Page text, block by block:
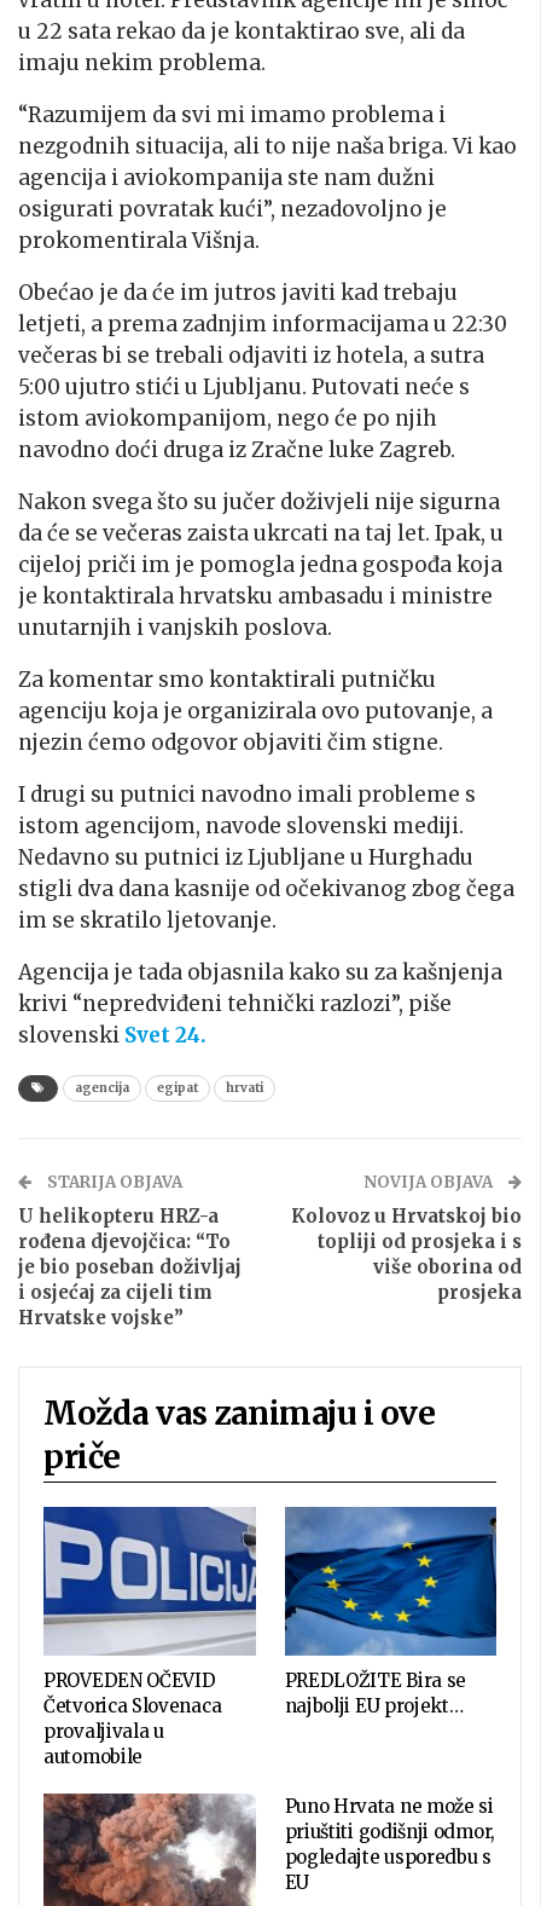
u 22 sata rekao da je kontaktirao sve, ali da
imaju nekim problema.
“Razumijem da svi mi imamo problema i
nezgodnih situacija, ali to nije naša briga. Vi kao
agencija i aviokompanija ste nam dužni
osigurati povratak kući”, nezadovoljno je
prokomentirala Višnja.
Obećao je da će im jutros javiti kad trebaju
letjeti, a prema zadnjim informacijama u 22:30
večeras bi se trebali odjaviti iz hotela, a sutra
5:00 ujutro stići u Ljubljanu. Putovati neće s
istom aviokompanijom, nego će po njih
navodno doći druga iz Zračne luke Zagreb.
Nakon svega što su jučer doživjeli nije sigurna
da će se večeras zaista ukrcati na taj let. Ipak, u
cijeloj priči im je pomogla jedna gospođa koja
je kontaktirala hrvatsku ambasadu i ministre
unutarnjih i vanjskih poslova.
Za komentar smo kontaktirali putničku
agenciju koja je organizirala ovo putovanje, a
njezin ćemo odgovor objaviti čim stigne.
I drugi su putnici navodno imali probleme s
istom agencijom, navode slovenski mediji.
Nedavno su putnici iz Ljubljane u Hurghadu
stigli dva dana kasnije od očekivanog zbog čega
im se skratilo ljetovanje.
Agencija je tada objasnila kako su za kašnjenja
krivi “nepredviđeni tehnički razlozi”, piše
slovenski Svet 24.
agencija egipat hrvati
STARIJA OBJAVA
U helikopteru HRZ-a
rođena djevojčica: “To
je bio poseban doživljaj
i osjećaj za cijeli tim
Hrvatske vojske”
NOVIJA OBJAVA
Kolovoz u Hrvatskoj bio
topliji od prosjeka i s
više oborina od
prosjeka
Možda vas zanimaju i ove
priče
PROVEDEN OČEVID
Četvorica Slovenaca
provaljivala u
automobile
PREDLOŽITE Bira se
najbolji EU projekt…
Puno Hrvata ne može si
priuštiti godišnji odmor,
pogledajte usporedbu s
EU